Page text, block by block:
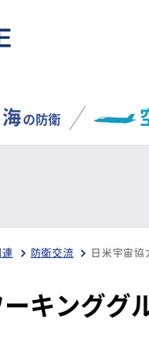
海の防衛
防衛交流
キンググ